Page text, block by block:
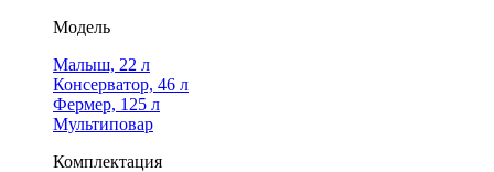
Модель
Малыш, 22 л
Консерватор, 46 л
Фермер, 125 л
Мультиповар
Комплектация